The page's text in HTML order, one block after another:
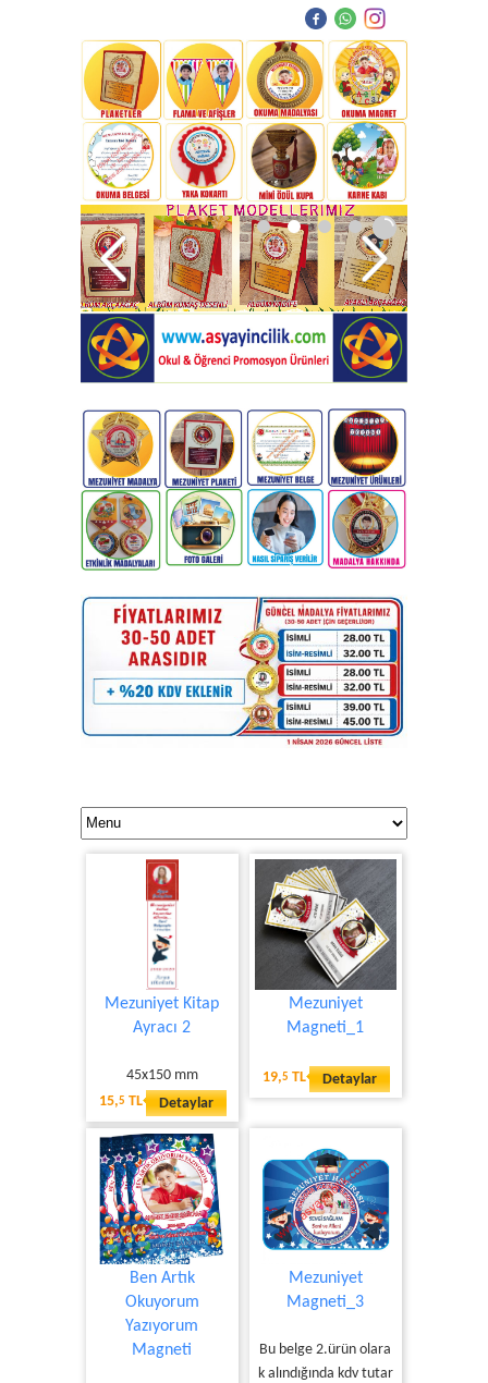
Mezuniyet Kitap
Ayracı 2
45x150 mm
15,5 TL Detaylar
Mezuniyet
Magneti_1
19,5 TL Detaylar
Ben Artık
Okuyorum
Yazıyorum
Magneti
Mezuniyet
Magneti_3
Bu belge 2.ürün olara
k alındığında kdv tutar